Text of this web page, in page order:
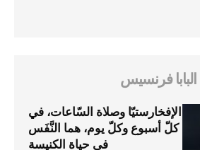
البابا فرنسيس
الإفخارستيّا وصلاة السّاعات، في
كلّ أسبوع وكلّ يوم، هما النَّفَس
في حياة الكنيسة